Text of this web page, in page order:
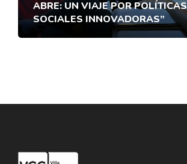
ABRE: UN VIAJE POR POLÍTICAS
SOCIALES INNOVADORAS”